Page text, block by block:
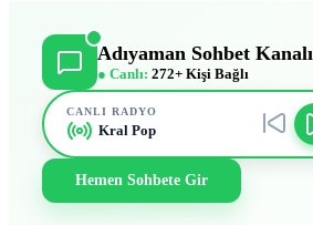
Adıyaman Sohbet Kanalı
● Canlı: 272+ Kişi Bağlı
CANLI RADYO
Kral Pop
Hemen Sohbete Gir